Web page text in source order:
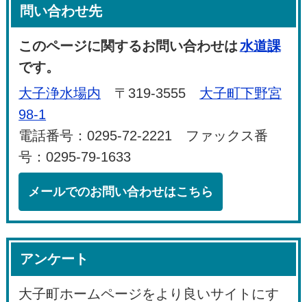
問い合わせ先
このページに関するお問い合わせは水道課
です。
大子浄水場内 〒319-3555 大子町下野宮
98-1
電話番号：0295-72-2221 ファックス番
号：0295-79-1633
メールでのお問い合わせはこちら
アンケート
大子町ホームページをより良いサイトにす